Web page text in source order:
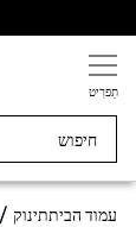
תַפרִיט
עמוד הביתתינוק